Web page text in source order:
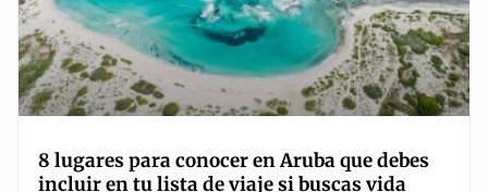
8 lugares para conocer en Aruba que debes
incluir en tu lista de viaje si buscas vida